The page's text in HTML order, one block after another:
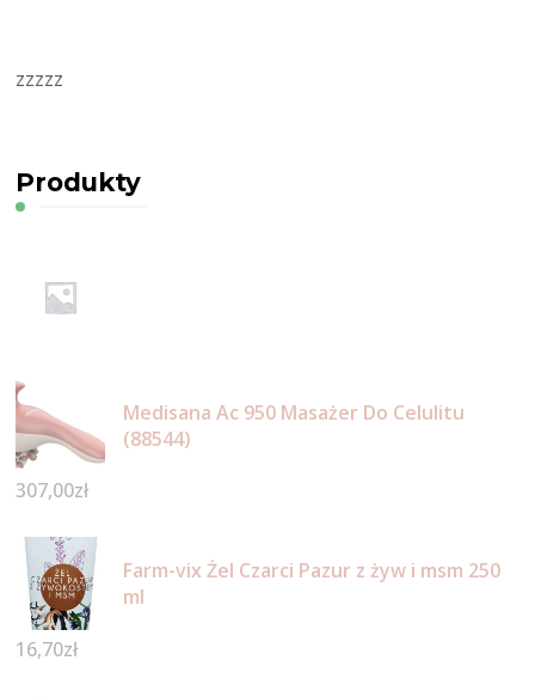
zzzzz
Produkty
Medisana Ac 950 Masażer Do Celulitu
(88544)
307,00zł
Farm-vix Żel Czarci Pazur z żyw i msm 250
ml
16,70zł